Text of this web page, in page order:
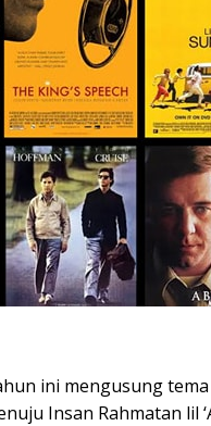
ini mengusung tema
Insan Rahmatan lil